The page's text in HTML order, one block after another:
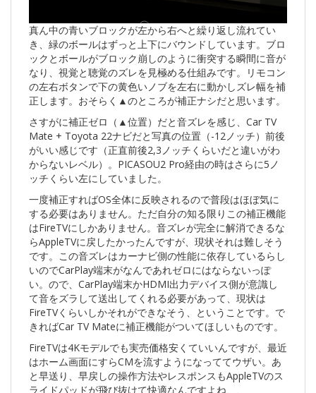
真ん中の青いブロックが左から右へと繰り返し流れてい
き、緑のボールはずっと上下にバウンドしています。ブロ
ックとボールがブロック崩しのように衝突する瞬間に音が
なり、視覚と聴覚のズレを見極める仕組みです。リモコン
の左右ボタンで下の黄色いノブを左右に動かしズレ幅を補
正します。おそらく▲のところが補正ナシだと思います。
さすがに補正ゼロ（▲位置）だと音ズレを感じ、Car TV
Mate + Toyota 22ナビだと写真の位置（-12ノッチ）前後
がいい感じです（正直前後2,3ノッチくらいだと違いがわ
からないレベル）。PICASOU2 Pro経由の時はさらに5ノ
ッチくらい左にしていました。
一度補正すればOS全体に反映されるので普段はほぼ気に
する必要はありません。ただ自分の知る限りこの補正機能
はFireTVにしかありません。音ズレが完全に解消できるな
らAppleTVに戻したかったんですが、現状それは難しそう
です。この音ズレはカーナビ側の性能に依存しているらし
いのでCarPlay端末がなんであれゼロにはならないっぽ
い。ので、CarPlay端末かHDMI出力デバイス側が意識し
て音をズラして送出してくれる必要があって、現状は
FireTVくらいしかそれができなそう、ということです。で
きればCar TV Mateに補正機能がついてほしいものです。
FireTVは4Kモデルでも実売価格安くていいんですが、最近
はホーム画面にすらCMを流すようになっててウザい。あ
と早送り、早戻しの操作方法やレスポンスもAppleTVのス
ライドパッドが飛び抜けて快適なんですよね、、